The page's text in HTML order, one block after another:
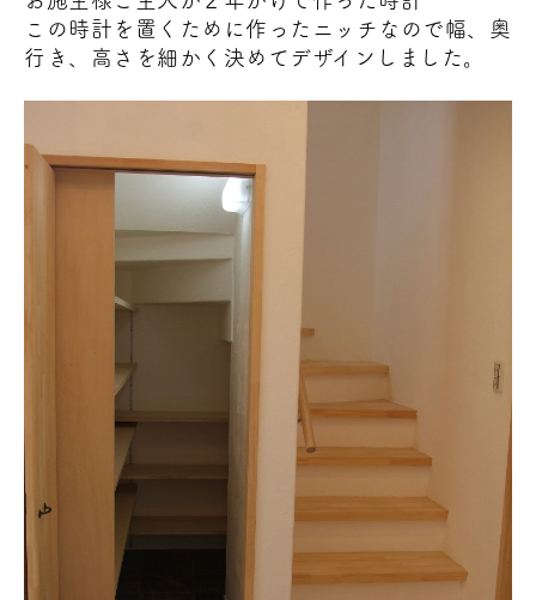
この時計を置くために作ったニッチなので幅、奥
行き、高さを細かく決めてデザインしました。